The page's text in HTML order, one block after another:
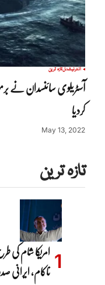
انٹرنیشنلتازہ ترین
آسٹریلوی سائنسدان نے
کردیا
May 13, 2022
تازہ ترین
امریکا شام کی
ناکام، ایرانی